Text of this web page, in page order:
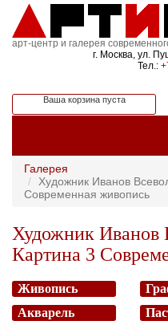
арт-центр и галерея
г. Москва, ул.
Тел.:
Ваша корзина пуста
Галерея
Художник Иванов
Современная живопись
Художник Иванов
Картина 3
Живопись
Акварель